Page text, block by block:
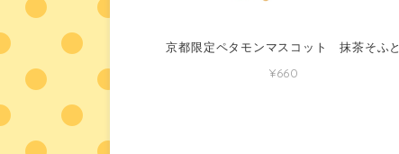
京都限定ペタモンマスコット 抹茶そふと
¥660